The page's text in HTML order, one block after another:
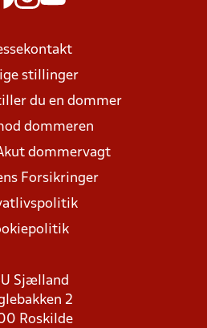
stillinger
du en dommer
dommeren
dommervagt
Forsikringer
Sjælland
2
Roskilde